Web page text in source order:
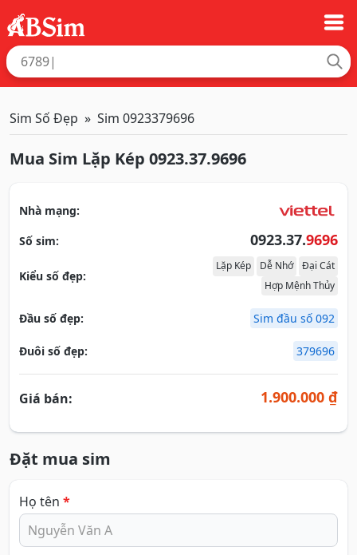
Sim Số Đẹp Sim 0923379696
Mua Sim Lặp Kép 0923.37.9696
Nhà mạng:
Số sim:
0923.37.9696
Kiểu số đẹp:
Lặp Kép Dễ Nhớ
Đại Cát
Hợp Mệnh Thủy
Đầu số đẹp: Sim đầu số 092
Đuôi số đẹp: 379696
Giá bán: 1.900.000 ₫
Đặt mua sim
Họ tên *